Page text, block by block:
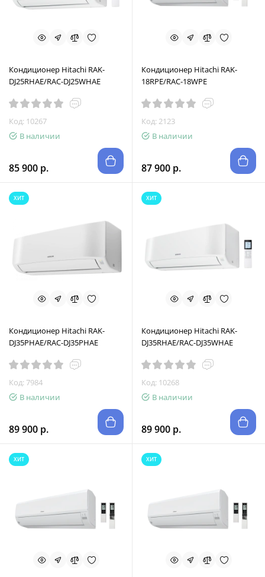
Кондиционер Hitachi RAK-
DJ25RHAE/RAC-DJ25WHAE
Код: 10267
В наличии
85 900 р.
Кондиционер Hitachi RAK-
18RPE/RAC-18WPE
Код: 2123
В наличии
87 900 р.
ХИТ
Кондиционер Hitachi RAK-
DJ35PHAE/RAC-DJ35PHAE
Код: 7984
В наличии
89 900 р.
ХИТ
Кондиционер Hitachi RAK-
DJ35RHAE/RAC-DJ35WHAE
Код: 10268
В наличии
89 900 р.
ХИТ ХИТ